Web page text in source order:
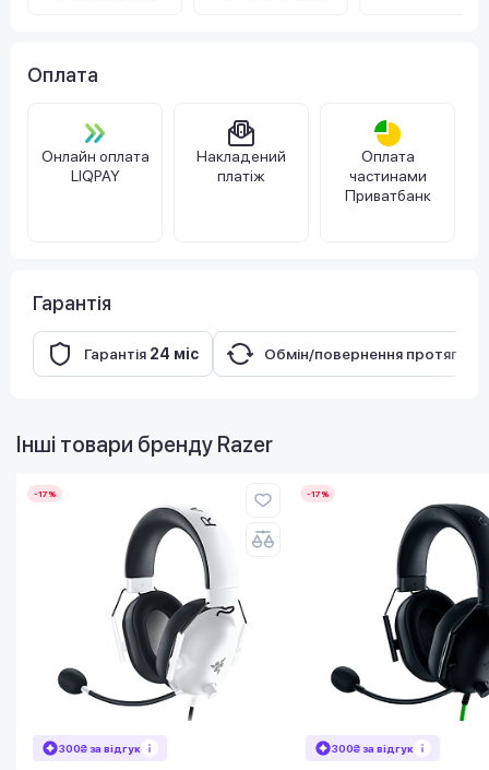
Оплата
Онлайн оплата
LIQPAY
Накладений
платіж
Оплата
частинами
Приватбанк
Гарантія
Гарантія 24 міс Обмін/повернення протягом
Інші товари бренду Razer
-17%
300₴ за відгук
-17%
300₴ за відгук